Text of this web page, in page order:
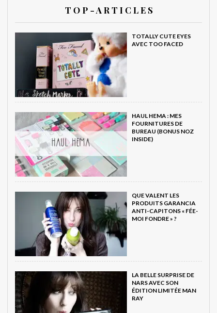
T O P - A R T I C L E S
TOTALLY CUTE EYES
AVEC TOO FACED
HAUL HEMA : MES
FOURNITURES DE
BUREAU (BONUS NOZ
INSIDE)
QUE VALENT LES
PRODUITS GARANCIA
ANTI-CAPITONS « FÉE-
MOI FONDRE » ?
LA BELLE SURPRISE DE
NARS AVEC SON
ÉDITION LIMITÉE MAN
RAY